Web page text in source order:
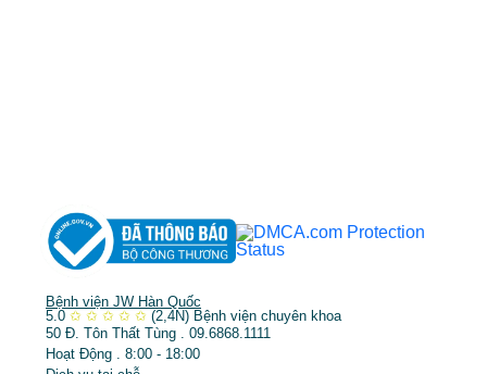
Bệnh viện JW Hàn Quốc
5.0 ✩ ✩ ✩ ✩ ✩ (2,4N) Bệnh viện chuyên khoa
50 Đ. Tôn Thất Tùng . 09.6868.1111
Hoạt Động . 8:00 - 18:00